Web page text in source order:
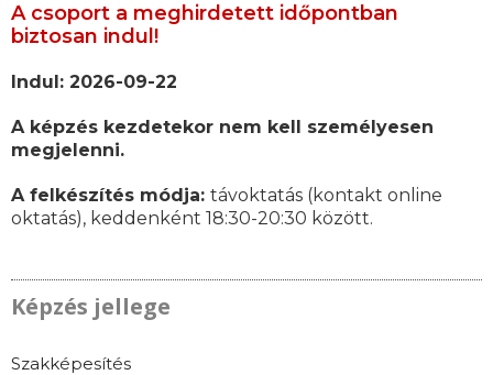
A csoport a meghirdetett időpontban
biztosan indul!
Indul: 2026-09-22
A képzés kezdetekor nem kell személyesen
megjelenni.
A felkészítés módja: távoktatás (kontakt online
oktatás), keddenként 18:30-20:30 között.
Képzés jellege
Szakképesítés